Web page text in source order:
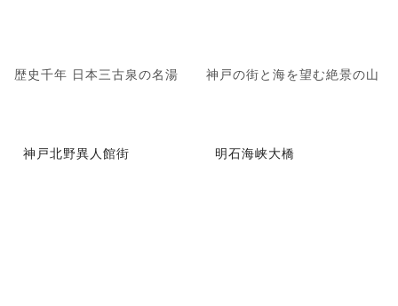
歴史千年 日本三古泉の名湯 神戸の街と海を望む絶景の山
神戸北野異人館街 明石海峡大橋